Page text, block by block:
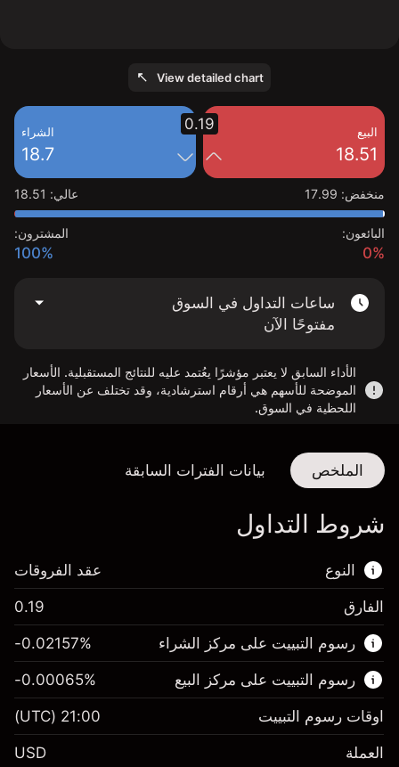
View detailed chart
البيع
18.51
الشراء
18.7
0.19
منخفض:
17.99 عالي:
18.51
البائعون:
0%
المشترون:
100%
ساعات التداول في السوق
مفتوحًا الآن
الأداء السابق لا يعتبر مؤشرًا يعُتمد عليه للنتائج المستقبلية. الأسعار
الموضحة للأسهم هي أرقام استرشادية، وقد تختلف عن الأسعار
اللحظية في السوق.
الملخص بيانات الفترات السابقة
شروط التداول
النوع
هذا السوق المالي متاح للتداول من خلال عقود
الفروقات.
اعرف المزيد عن:
عقود الفروقات
عقد الفروقات
الفارق 0.19
رسوم التبييت على مركز الشراء -0.02157%
رسوم التبييت على مركز البيع -0.00065%
اوقات رسوم التبييت 21:00
(UTC)
العملة USD